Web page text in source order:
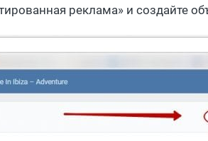
реклама» и создайте